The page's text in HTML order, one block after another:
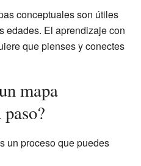
conceptuales son útiles
edades. El aprendizaje con
que pienses y conectes
mapa
un proceso que puedes